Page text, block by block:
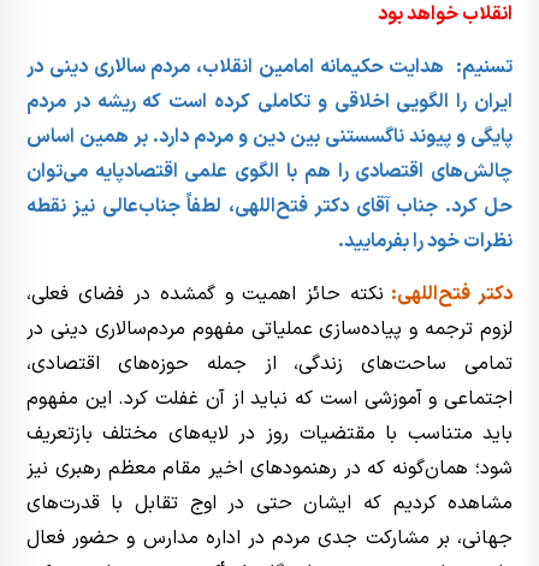
انقلاب خواهد بود
تسنیم: هدایت حکیمانه امامین انقلاب، مردم سالاری دینی در
ایران را الگویی اخلاقی و تکاملی کرده است که ریشه در مردم
پایگی و پیوند ناگسستنی بین دین و مردم دارد. بر همین اساس
چالش‌های اقتصادی را هم با الگوی علمی اقتصادپایه می‌توان
حل کرد. جناب آقای دکتر فتح‌اللهی، لطفاً جناب‌عالی نیز نقطه
نظرات خود را بفرمایید.
دکتر فتح‌اللهی: نکته حائز اهمیت و گمشده در فضای فعلی،
لزوم ترجمه و پیاده‌سازی عملیاتی مفهوم مردم‌سالاری دینی در
تمامی ساحت‌های زندگی، از جمله حوزه‌های اقتصادی،
اجتماعی و آموزشی است که نباید از آن غفلت کرد. این مفهوم
باید متناسب با مقتضیات روز در لایه‌های مختلف بازتعریف
شود؛ همان‌گونه که در رهنمودهای اخیر مقام معظم رهبری نیز
مشاهده کردیم که ایشان حتی در اوج تقابل با قدرت‌های
جهانی، بر مشارکت جدی مردم در اداره مدارس و حضور فعال